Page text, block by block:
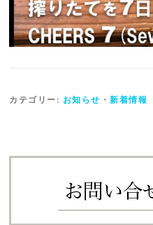
カテゴリー: お知らせ ・新着情報